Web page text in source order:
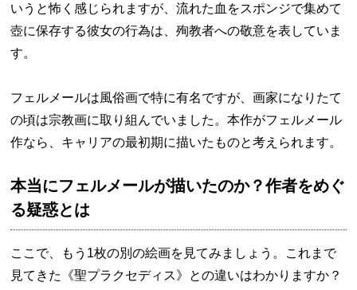
いうと怖く感じられますが、流れた血をスポンジで集めて
壺に保存する彼女の行為は、殉教者への敬意を表していま
す。
フェルメールは風俗画で特に有名ですが、画家になりたて
の頃は宗教画に取り組んでいました。本作がフェルメール
作なら、キャリアの最初期に描いたものと考えられます。
本当にフェルメールが描いたのか？作者をめぐ
る疑惑とは
ここで、もう1枚の別の絵画を見てみましょう。これまで
見てきた《聖プラクセディス》との違いはわかりますか？